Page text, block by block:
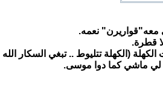
نعمه.
قطرة.
(الكهلة تتليوط .. تبغي السكار الله لا
لي ماشي كما دوا موسى.